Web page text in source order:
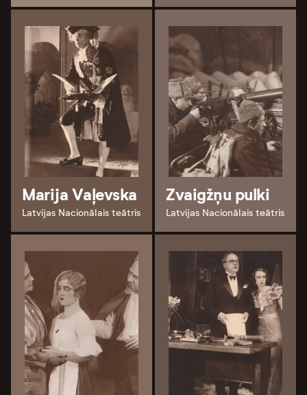
Marija Vaļevska
Latvijas Nacionālais teātris
Zvaigžņu pulki
Latvijas Nacionālais teātris